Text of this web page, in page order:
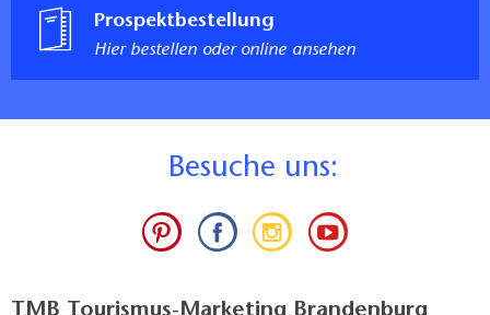
Prospektbestellung
Hier bestellen oder online ansehen
Besuche uns: